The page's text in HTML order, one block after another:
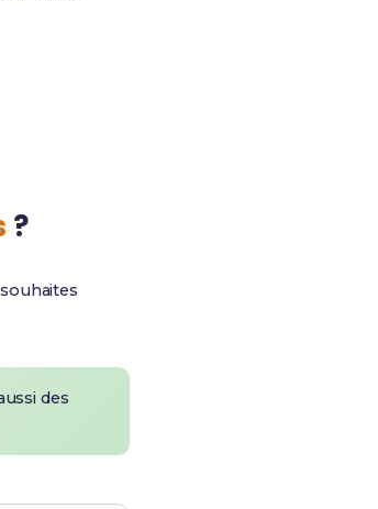
?
des